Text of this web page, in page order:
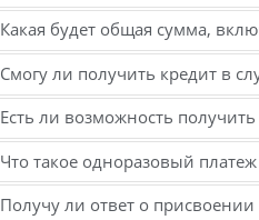
Какая будет общая сумма,
Смогу ли получить кредит в
Есть ли возможность получить
Что такое одноразовый
Получу ли ответ о присвоении